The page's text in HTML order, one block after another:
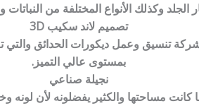
الجلد وكذلك الأنواع المختلفة من
تصميم لاند سكيب 3D
تنسيق وعمل ديكورات الحدائق والتي
بمستوى عالي التميز.
نجيلة صناعي
كانت مساحتها والكثير يفضلونه لأن